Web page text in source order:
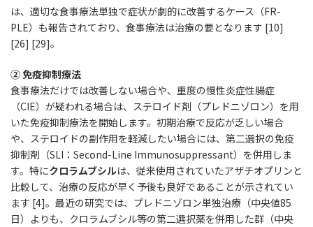
は、適切な食事療法単独で症状が劇的に改善するケース（FR-
PLE）も報告されており、食事療法は治療の要となります [10]
[26] [29]。
② 免疫抑制療法
食事療法だけでは改善しない場合や、重度の慢性炎症性腸症
（CIE）が疑われる場合は、ステロイド剤（プレドニゾロン）を用
いた免疫抑制療法を開始します。初期治療で反応が乏しい場合
や、ステロイドの副作用を軽減したい場合には、第二選択の免疫
抑制剤（SLI：Second-Line Immunosuppressant）を併用しま
す。特にクロラムブシルは、従来使用されていたアザチオプリンと
比較して、治療の反応が早く予後も良好であることが示されてい
ます [4]。最近の研究では、プレドニゾロン単独治療（中央値85
日）よりも、クロラムブシル等の第二選択薬を併用した群（中央